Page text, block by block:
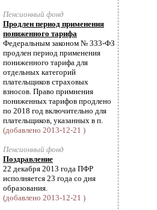
Пенсионный фонд
Продлен период применения
пониженного тарифа
Федеральным законом № 333-ФЗ
продлен период применения
пониженного тарифа для
отдельных категорий
плательщиков страховых
взносов. Право примнения
пониженных тарифов продлено
по 2018 год включительно для
плательщиков, указанных в п.
(добавлено 2013-12-21 )
Пенсионный фонд
Поздравление
22 декабря 2013 года ПФР
исполняется 23 года со дня
образования.
(добавлено 2013-12-21 )